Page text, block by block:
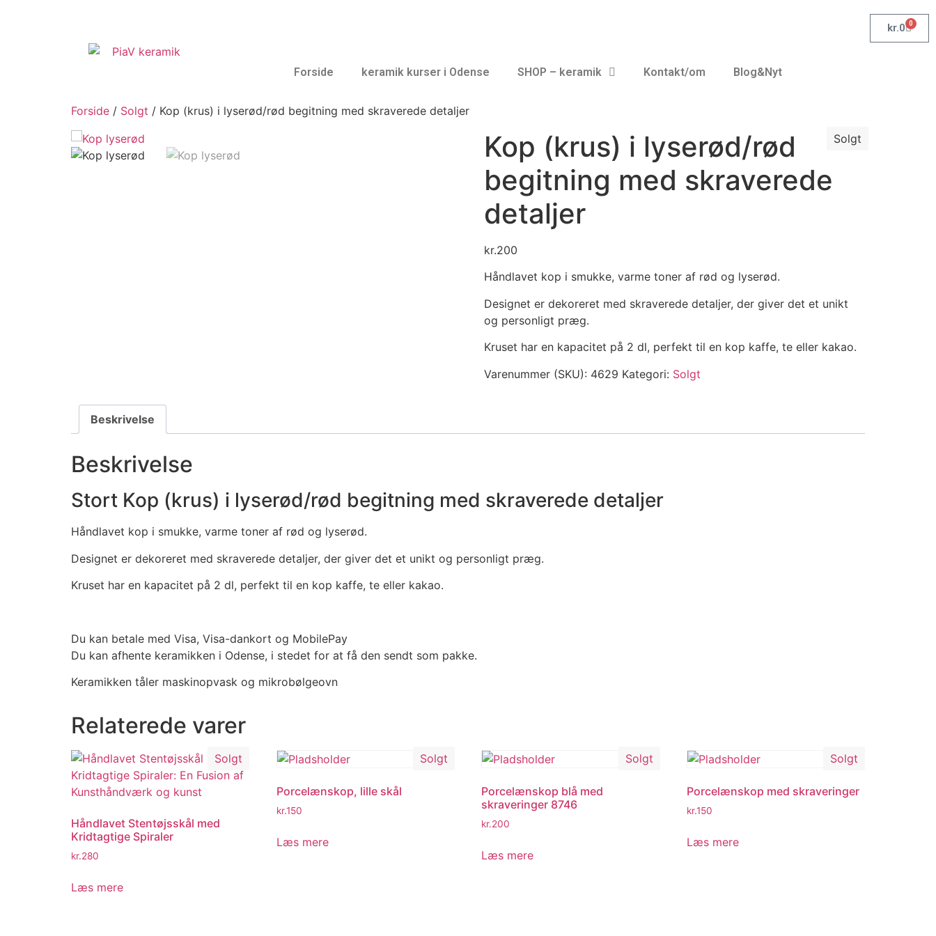
kr.0 0
Forside keramik kurser i Odense SHOP – keramik Kontakt/om Blog&Nyt
Forside / Solgt / Kop (krus) i lyserød/rød begitning med skraverede detaljer
Solgt
Kop (krus) i lyserød/rød
begitning med skraverede
detaljer
kr.200
Håndlavet kop i smukke, varme toner af rød og lyserød.
Designet er dekoreret med skraverede detaljer, der giver det et unikt
og personligt præg.
Kruset har en kapacitet på 2 dl, perfekt til en kop kaffe, te eller kakao.
Varenummer (SKU): 4629 Kategori: Solgt
Beskrivelse
Beskrivelse
Stort Kop (krus) i lyserød/rød begitning med skraverede detaljer
Håndlavet kop i smukke, varme toner af rød og lyserød.
Designet er dekoreret med skraverede detaljer, der giver det et unikt og personligt præg.
Kruset har en kapacitet på 2 dl, perfekt til en kop kaffe, te eller kakao.
Du kan betale med Visa, Visa-dankort og MobilePay
Du kan afhente keramikken i Odense, i stedet for at få den sendt som pakke.
Keramikken tåler maskinopvask og mikrobølgeovn
Relaterede varer
Solgt
Håndlavet Stentøjsskål med
Kridtagtige Spiraler
kr.280
Læs mere
Solgt
Porcelænskop, lille skål
kr.150
Læs mere
Solgt
Porcelænskop blå med
skraveringer 8746
kr.200
Læs mere
Solgt
Porcelænskop med skraveringer
kr.150
Læs mere